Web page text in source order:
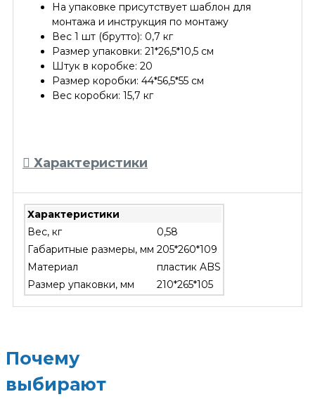
На упаковке присутствует шаблон для
монтажа и инструкция по монтажу
Вес 1 шт (брутто): 0,7 кг
Размер упаковки: 21*26,5*10,5 см
Штук в коробке: 20
Размер коробки: 44*56,5*55 см
Вес коробки: 15,7 кг
Характеристики
Характеристики
Вес, кг
0,58
Габаритные размеры, мм 205*260*109
Материал
пластик ABS
Размер упаковки, мм
210*265*105
Почему
выбирают